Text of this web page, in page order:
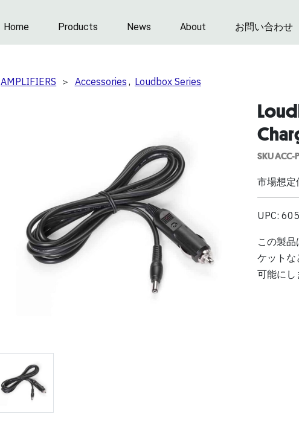
Home Products News About お問い合わせ
AMPLIFIERS ＞ Accessories , Loudbox Series
SKU ACC-
市場想
UPC:
この製
ケットな
可能にし